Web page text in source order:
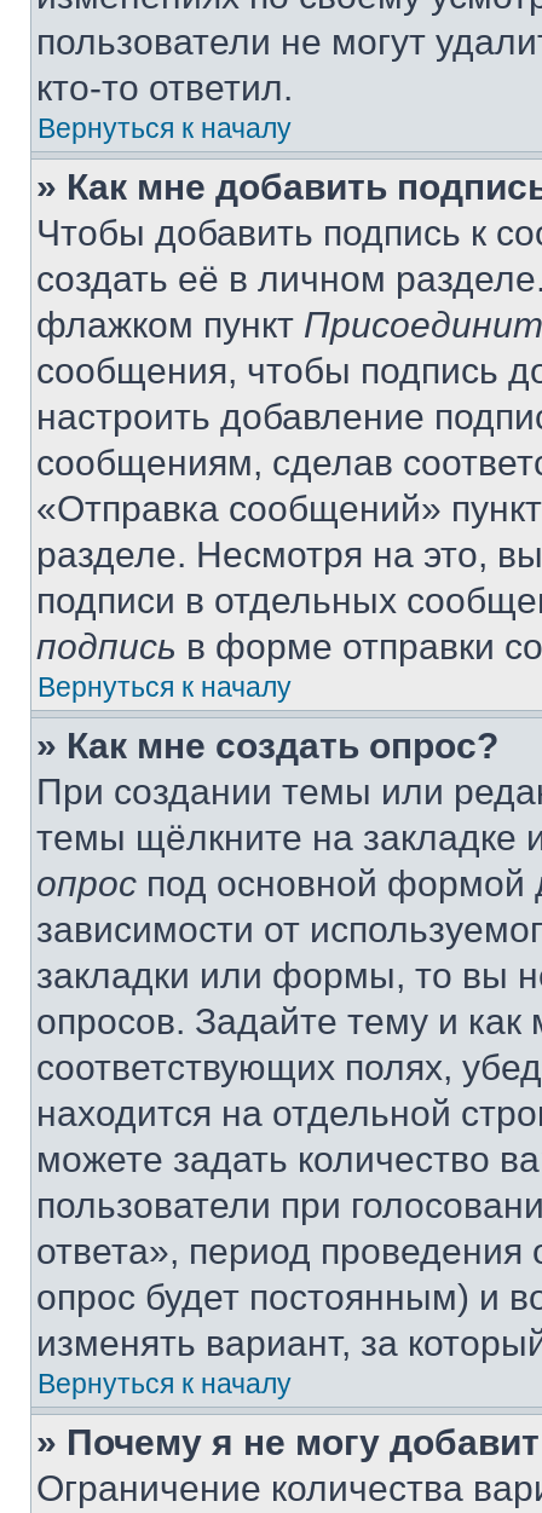
пользователи не могут
кто-то ответил.
Вернуться к началу
» Как мне добавить
Чтобы добавить подпись к
создать её в личном
флажком пункт
сообщения, чтобы подпись
настроить добавление
сообщениям, сделав
«Отправка сообщений»
разделе. Несмотря на это,
подписи в отдельных
подпись в форме отправки
Вернуться к началу
» Как мне создать опрос?
При создании темы или
темы щёлкните на
опрос под основной формой
зависимости от
закладки или формы, то вы
опросов. Задайте тему и
соответствующих полях,
находится на отдельной
можете задать количество
пользователи при
ответа», период проведения
опрос будет постоянным) и
изменять вариант, за
Вернуться к началу
» Почему я не могу
Ограничение количества